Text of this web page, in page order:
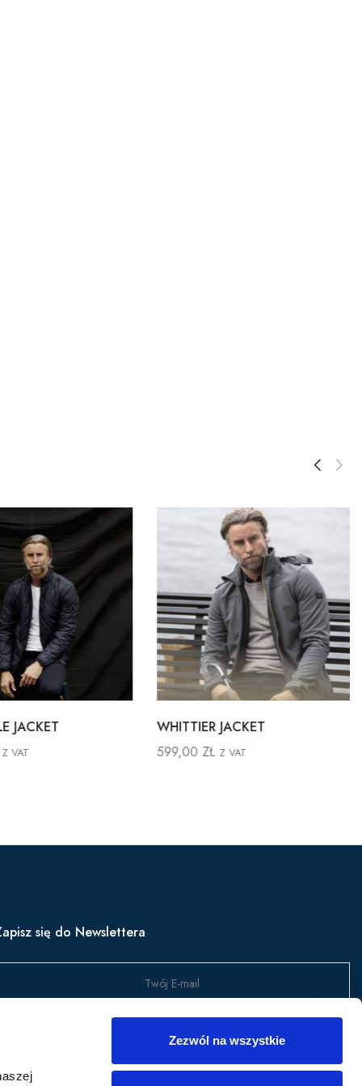
Zezwól na wszystkie
JACKET
Z VAT
WHITTIER JACKET
599,00 ZŁ Z VAT
się do Newslettera
się, aby być na bieżąco z nowościami w produktach,